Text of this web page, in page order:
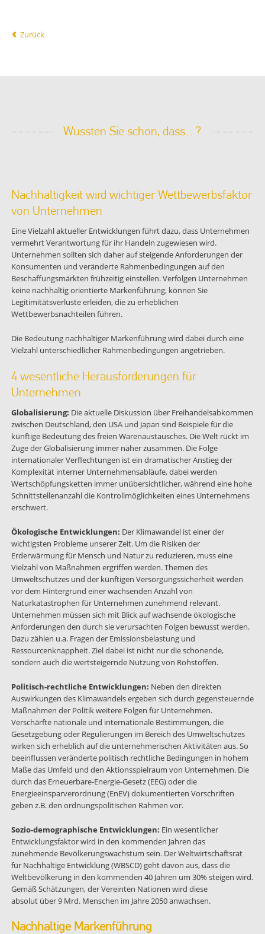
Zurück
Wussten Sie schon, dass... ?
Nachhaltigkeit wird wichtiger Wettbewerbsfaktor
von Unternehmen
Eine Vielzahl aktueller Entwicklungen führt dazu, dass Unternehmen
vermehrt Verantwortung für ihr Handeln zugewiesen wird.
Unternehmen sollten sich daher auf steigende Anforderungen der
Konsumenten und veränderte Rahmenbedingungen auf den
Beschaffungsmärkten frühzeitig einstellen. Verfolgen Unternehmen
keine nachhaltig orientierte Markenführung, können Sie
Legitimitätsverluste erleiden, die zu erheblichen
Wettbewerbsnachteilen führen.
Die Bedeutung nachhaltiger Markenführung wird dabei durch eine
Vielzahl unterschiedlicher Rahmenbedingungen angetrieben.
4 wesentliche Herausforderungen für
Unternehmen
Globalisierung: Die aktuelle Diskussion über Freihandelsabkommen
zwischen Deutschland, den USA und Japan sind Beispiele für die
künftige Bedeutung des freien Warenaustausches. Die Welt rückt im
Zuge der Globalisierung immer näher zusammen. Die Folge
internationaler Verflechtungen ist ein dramatischer Anstieg der
Komplexität interner Unternehmensabläufe, dabei werden
Wertschöpfungsketten immer unübersichtlicher, während eine hohe
Schnittstellenanzahl die Kontrollmöglichkeiten eines Unternehmens
erschwert.
Ökologische Entwicklungen: Der Klimawandel ist einer der
wichtigsten Probleme unserer Zeit. Um die Risiken der
Erderwärmung für Mensch und Natur zu reduzieren, muss eine
Vielzahl von Maßnahmen ergriffen werden. Themen des
Umweltschutzes und der künftigen Versorgungssicherheit werden
vor dem Hintergrund einer wachsenden Anzahl von
Naturkatastrophen für Unternehmen zunehmend relevant.
Unternehmen müssen sich mit Blick auf wachsende ökologische
Anforderungen den durch sie verursachten Folgen bewusst werden.
Dazu zählen u.a. Fragen der Emissionsbelastung und
Ressourcenknappheit. Ziel dabei ist nicht nur die schonende,
sondern auch die wertsteigernde Nutzung von Rohstoffen.
Politisch-rechtliche Entwicklungen: Neben den direkten
Auswirkungen des Klimawandels ergeben sich durch gegensteuernde
Maßnahmen der Politik weitere Folgen für Unternehmen.
Verschärfte nationale und internationale Bestimmungen, die
Gesetzgebung oder Regulierungen im Bereich des Umweltschutzes
wirken sich erheblich auf die unternehmerischen Aktivitäten aus. So
beeinflussen veränderte politisch rechtliche Bedingungen in hohem
Maße das Umfeld und den Aktionsspielraum von Unternehmen. Die
durch das Erneuerbare-Energie-Gesetz (EEG) oder die
Energieeinsparverordnung (EnEV) dokumentierten Vorschriften
geben z.B. den ordnungspolitischen Rahmen vor.
Sozio-demographische Entwicklungen: Ein wesentlicher
Entwicklungsfaktor wird in den kommenden Jahren das
zunehmende Bevölkerungswachstum sein. Der Weltwirtschaftsrat
für Nachhaltige Entwicklung (WBSCD) geht davon aus, dass die
Weltbevölkerung in den kommenden 40 Jahren um 30% steigen wird.
Gemäß Schätzungen, der Vereinten Nationen wird diese
absolut über 9 Mrd. Menschen im Jahre 2050 anwachsen.
Nachhaltige Markenführung